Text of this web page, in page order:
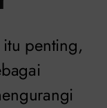
penting,